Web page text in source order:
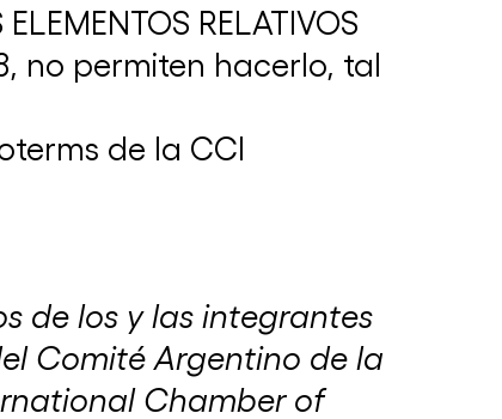
La CAC recibió al secretario general de
ICC Global
7 de febrero de 2024
RELATIVOS
no permiten hacerlo, tal
de la CCI
de los y las integrantes
Comité Argentino de la
Chamber of